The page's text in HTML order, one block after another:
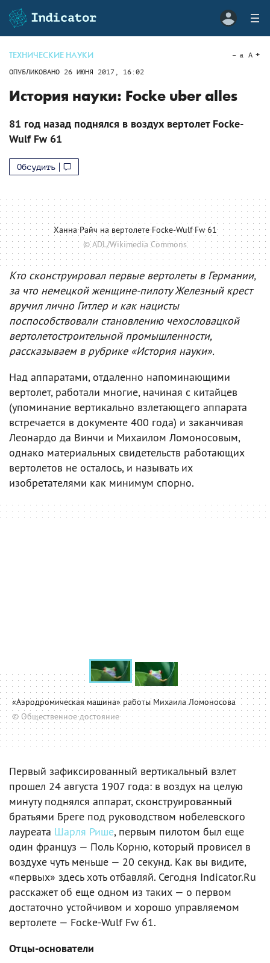
ТЕХНИЧЕСКИЕ НАУКИ
ОПУБЛИКОВАНО 26 ИЮНЯ 2017, 16:02
a A
История науки: Focke uber alles
81 год назад поднялся в воздух вертолет Focke-
Wulf Fw 61
Обсудить
Ханна Райч на вертолете Focke-Wulf Fw 61
© ADL/Wikimedia Commons
Кто сконструировал первые вертолеты в Германии,
за что немецкой женщине-пилоту Железный крест
вручил лично Гитлер и как нацисты
поспособствовали становлению чехословацкой
вертолетостроительной промышленности,
рассказываем в рубрике «История науки».
Над аппаратами, отдаленно напоминающими
вертолет, работали многие, начиная с китайцев
(упоминание вертикально взлетающего аппарата
встречается в документе 400 года) и заканчивая
Леонардо да Винчи и Михаилом Ломоносовым,
однако материальных свидетельств работающих
вертолетов не осталось, и называть их
изобретателями как минимум спорно.
«Аэродромическая машина» работы Михаила Ломоносова
© Общественное достояние
Первый зафиксированный вертикальный взлет
прошел 24 августа 1907 года: в воздух на целую
минуту поднялся аппарат, сконструированный
братьями Бреге под руководством нобелевского
лауреата Шарля Рише, первым пилотом был еще
один француз — Поль Корню, который провисел в
воздухе чуть меньше — 20 секунд. Как вы видите,
«первых» здесь хоть отбавляй. Сегодня Indicator.Ru
расскажет об еще одном из таких — о первом
достаточно устойчивом и хорошо управляемом
вертолете — Focke-Wulf Fw 61.
Отцы-основатели